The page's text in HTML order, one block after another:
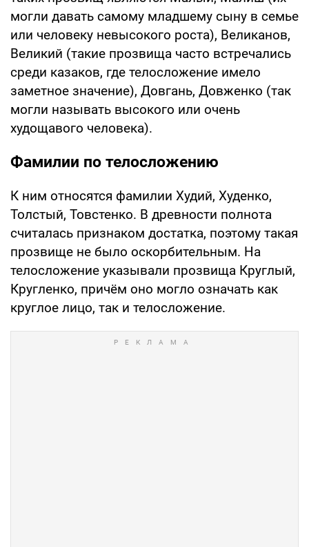
могли давать самому младшему сыну в семье
или человеку невысокого роста), Великанов,
Великий (такие прозвища часто встречались
среди казаков, где телосложение имело
заметное значение), Довгань, Довженко (так
могли называть высокого или очень
худощавого человека).
Фамилии по телосложению
К ним относятся фамилии Худий, Худенко,
Толстый, Товстенко. В древности полнота
считалась признаком достатка, поэтому такая
прозвище не было оскорбительным. На
телосложение указывали прозвища Круглый,
Кругленко, причём оно могло означать как
круглое лицо, так и телосложение.